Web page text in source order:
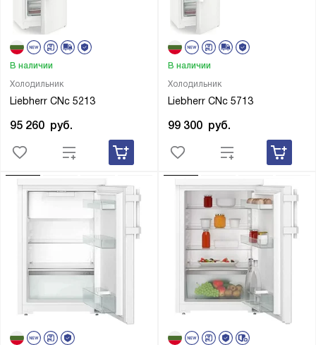
Холодильник
Liebherr CNc 5213
В наличии
95 260 руб.
Холодильник
Liebherr CNc 5713
В наличии
99 300 руб.